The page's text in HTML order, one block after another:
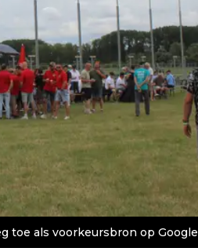
toe als voorkeursbron op Google